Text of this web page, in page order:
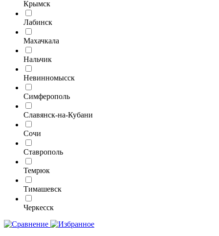
Крымск
Лабинск
Махачкала
Нальчик
Невинномысск
Симферополь
Славянск-на-Кубани
Сочи
Ставрополь
Темрюк
Тимашевск
Черкесск